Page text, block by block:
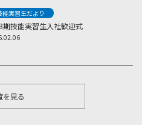
能実習生だより
期技能実習生入社歓迎式
を見る